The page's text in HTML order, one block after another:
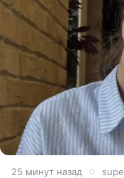
25 минут назад